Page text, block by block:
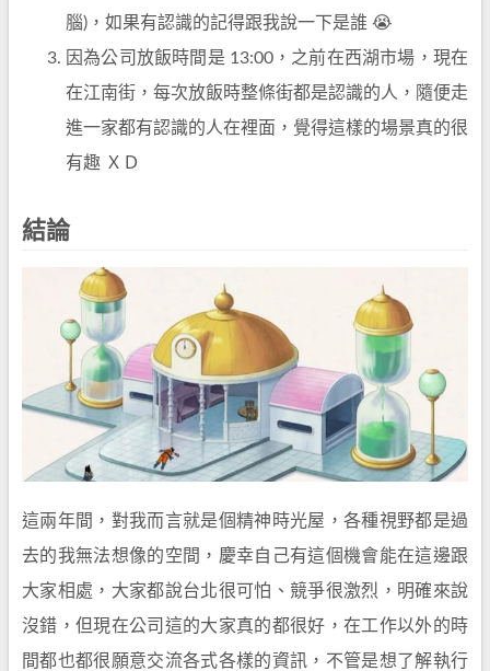
腦)，如果有認識的記得跟我說一下是誰 😭
因為公司放飯時間是 13:00，之前在西湖市場，現在
在江南街，每次放飯時整條街都是認識的人，隨便走
進一家都有認識的人在裡面，覺得這樣的場景真的很
有趣 ＸＤ
結論
這兩年間，對我而言就是個精神時光屋，各種視野都是過
去的我無法想像的空間，慶幸自己有這個機會能在這邊跟
大家相處，大家都說台北很可怕、競爭很激烈，明確來說
沒錯，但現在公司這的大家真的都很好，在工作以外的時
間都也都很願意交流各式各樣的資訊，不管是想了解執行